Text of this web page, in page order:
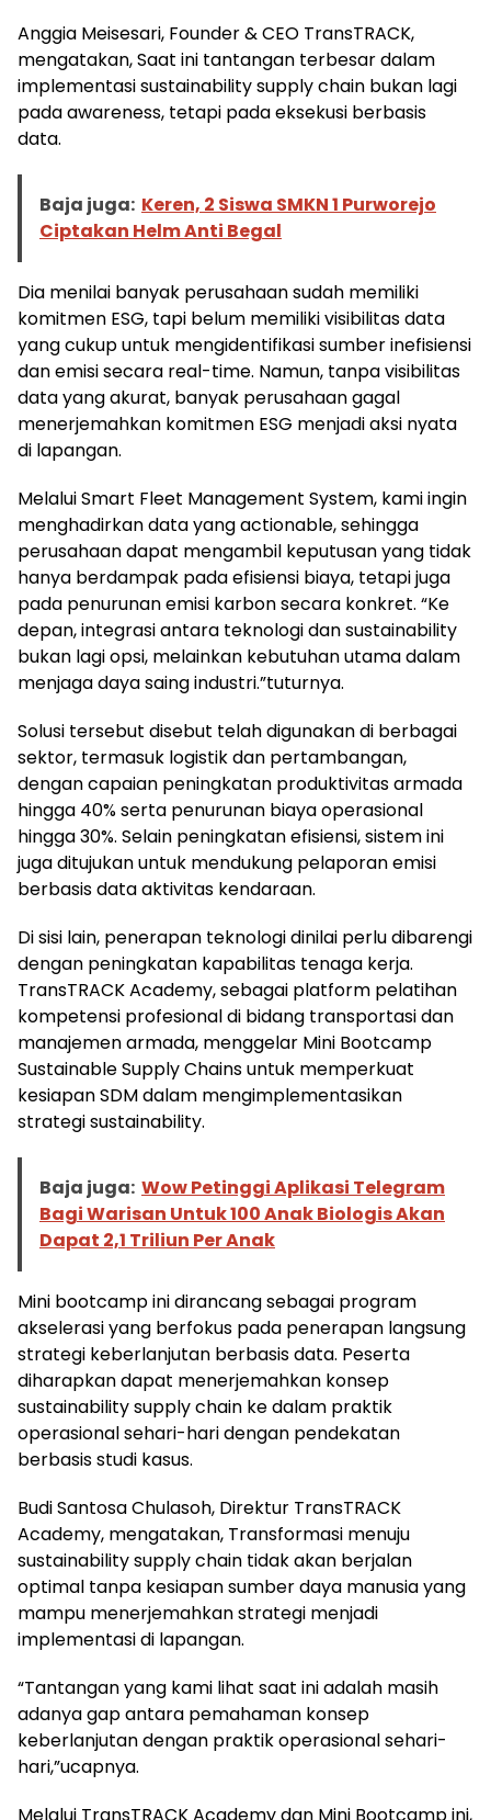
Anggia Meisesari, Founder & CEO TransTRACK,
mengatakan, Saat ini tantangan terbesar dalam
implementasi sustainability supply chain bukan lagi
pada awareness, tetapi pada eksekusi berbasis
data.
Baja juga: Keren, 2 Siswa SMKN 1 Purworejo
Ciptakan Helm Anti Begal
Dia menilai banyak perusahaan sudah memiliki
komitmen ESG, tapi belum memiliki visibilitas data
yang cukup untuk mengidentifikasi sumber inefisiensi
dan emisi secara real-time. Namun, tanpa visibilitas
data yang akurat, banyak perusahaan gagal
menerjemahkan komitmen ESG menjadi aksi nyata
di lapangan.
Melalui Smart Fleet Management System, kami ingin
menghadirkan data yang actionable, sehingga
perusahaan dapat mengambil keputusan yang tidak
hanya berdampak pada efisiensi biaya, tetapi juga
pada penurunan emisi karbon secara konkret. “Ke
depan, integrasi antara teknologi dan sustainability
bukan lagi opsi, melainkan kebutuhan utama dalam
menjaga daya saing industri.”tuturnya.
Solusi tersebut disebut telah digunakan di berbagai
sektor, termasuk logistik dan pertambangan,
dengan capaian peningkatan produktivitas armada
hingga 40% serta penurunan biaya operasional
hingga 30%. Selain peningkatan efisiensi, sistem ini
juga ditujukan untuk mendukung pelaporan emisi
berbasis data aktivitas kendaraan.
Di sisi lain, penerapan teknologi dinilai perlu dibarengi
dengan peningkatan kapabilitas tenaga kerja.
TransTRACK Academy, sebagai platform pelatihan
kompetensi profesional di bidang transportasi dan
manajemen armada, menggelar Mini Bootcamp
Sustainable Supply Chains untuk memperkuat
kesiapan SDM dalam mengimplementasikan
strategi sustainability.
Baja juga: Wow Petinggi Aplikasi Telegram
Bagi Warisan Untuk 100 Anak Biologis Akan
Dapat 2,1 Triliun Per Anak
Mini bootcamp ini dirancang sebagai program
akselerasi yang berfokus pada penerapan langsung
strategi keberlanjutan berbasis data. Peserta
diharapkan dapat menerjemahkan konsep
sustainability supply chain ke dalam praktik
operasional sehari-hari dengan pendekatan
berbasis studi kasus.
Budi Santosa Chulasoh, Direktur TransTRACK
Academy, mengatakan, Transformasi menuju
sustainability supply chain tidak akan berjalan
optimal tanpa kesiapan sumber daya manusia yang
mampu menerjemahkan strategi menjadi
implementasi di lapangan.
“Tantangan yang kami lihat saat ini adalah masih
adanya gap antara pemahaman konsep
keberlanjutan dengan praktik operasional sehari-
hari,”ucapnya.